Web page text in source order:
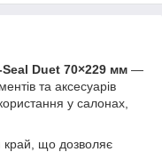
Duet 70×229 мм —
та аксесуарів
у салонах,
край, що дозволяє